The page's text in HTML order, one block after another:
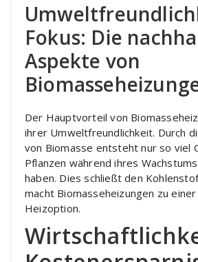
Fokus: Die
Aspekte von
Der Hauptvorteil von
ihrer Umweltfreundlichkeit. Durch
von Biomasse entsteht nur so viel
Pflanzen während ihres
haben. Dies schließt den
macht Biomasseheizungen zu
Heizoption.